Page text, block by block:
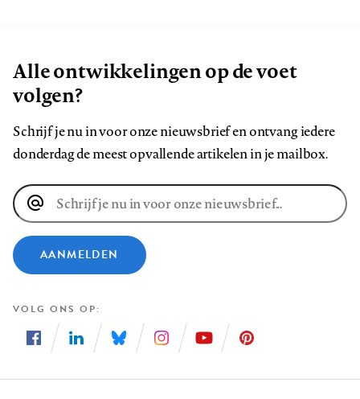
Alle ontwikkelingen op de voet
volgen?
Schrijf je nu in voor onze nieuwsbrief en ontvang iedere
donderdag de meest opvallende artikelen in je mailbox.
E-
mailadres
AANMELDEN
VOLG ONS OP
ons
ons
ons
ons
ons
ons